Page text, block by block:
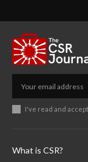
I've read and
What is CSR?